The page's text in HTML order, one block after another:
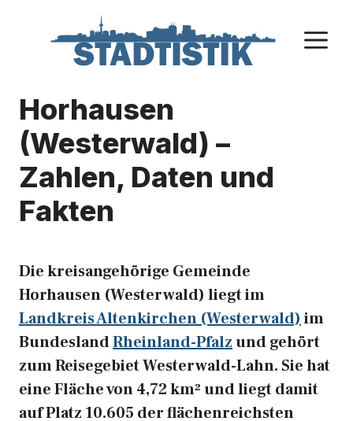
Horhausen
(Westerwald) –
Zahlen, Daten und
Fakten
Die kreisangehörige Gemeinde
Horhausen (Westerwald) liegt im
Landkreis Altenkirchen (Westerwald) im
BundeslandRheinland-Pfalzund gehört
zum Reisegebiet Westerwald-Lahn. Sie hat
eine Fläche von 4,72 km² und liegt damit
auf Platz 10.605 der flächenreichsten